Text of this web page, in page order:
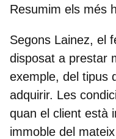
Resumim els més
Segons Lainez, el
disposat a prestar
exemple, del tipus
adquirir. Les
quan el client està
immoble del